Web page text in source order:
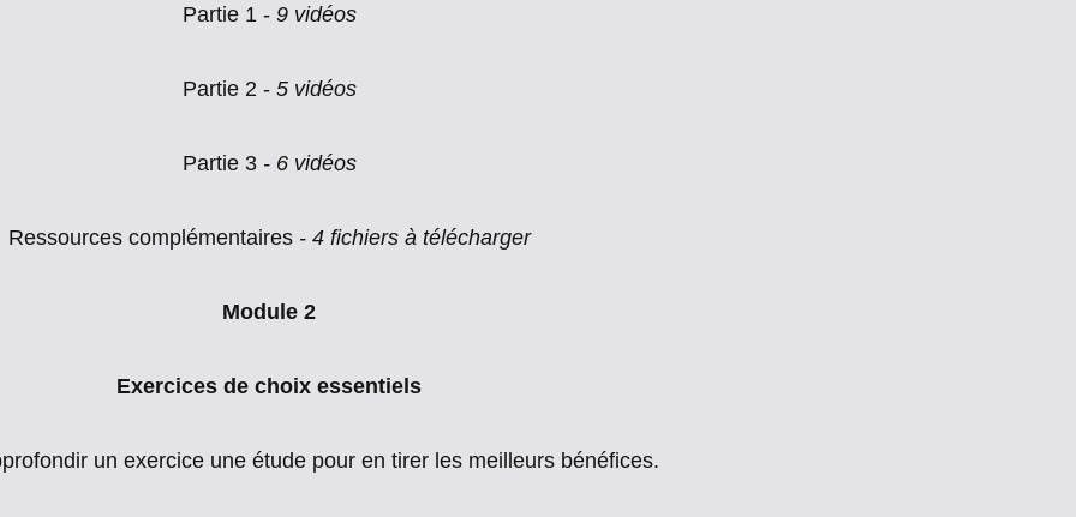
Partie 1 -9 vidéos
Partie 2 - 5 vidéos
Partie 3 - 6 vidéos
Ressources complémentaires- 4 fichiers à télécharger
Module 2
Exercices de choix essentiels
un exercice une étude pour en tirer les meilleurs bénéfices.